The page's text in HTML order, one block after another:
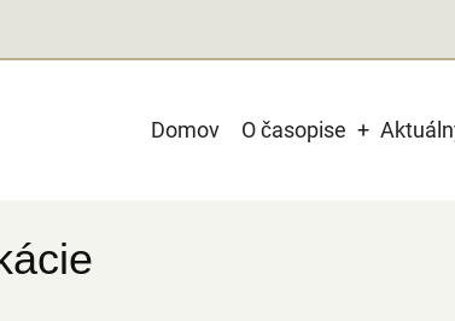
Main
Domov O časopise